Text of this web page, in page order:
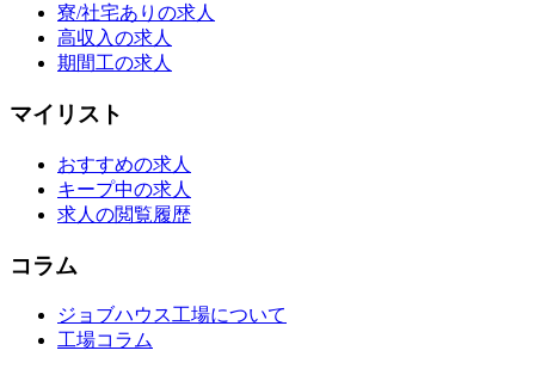
寮/社宅ありの求人
高収入の求人
期間工の求人
マイリスト
おすすめの求人
キープ中の求人
求人の閲覧履歴
コラム
ジョブハウス工場について
工場コラム